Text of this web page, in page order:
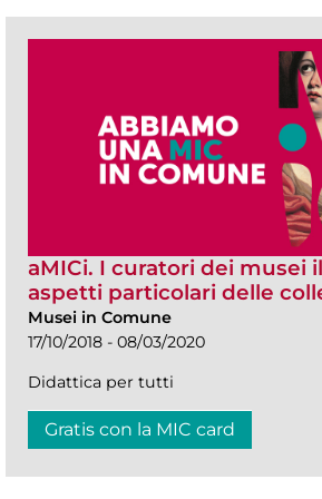
aMICi. I curatori dei musei
aspetti particolari delle
Musei in Comune
17/10/2018 - 08/03/2020
Didattica per tutti
Gratis con la MIC card